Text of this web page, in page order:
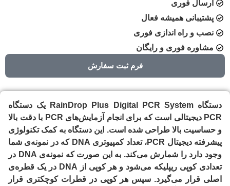
ارسال فوری
پشتیبانی همیشه فعال
نصب و راه اندازی فوری
مشاوره فوری و رایگان
فرم ثبت سفارش
دستگاه RainDrop Plus Digital PCR System یک دستگاه
PCR دیجیتالی است که برای انجام آزمایش‌های PCR با دقت بالا
و حساسیت بالا طراحی شده است. این دستگاه به کمک تکنولوژی
پیشرفته دیجیتال PCR، تعداد کمپیوتری DNA که در نمونه‌ی شما
وجود دارد را شمارش می‌کند. به این صورت که نمونه‌ی DNA در
تعدادی کوپی ریپلیکه می‌شود و هر کوپی از DNA در یک قطره‌ی
اصلی قرار می‌گیرد. سپس هر کوپی در قطرات کوچکتری قرار